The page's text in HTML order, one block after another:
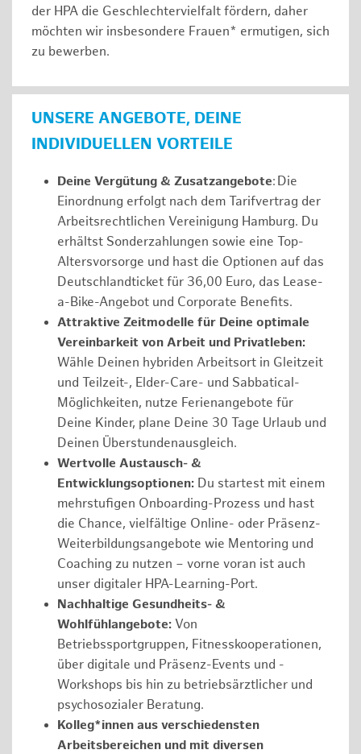
der HPA die Geschlechtervielfalt fördern, daher
möchten wir insbesondere Frauen* ermutigen, sich
zu bewerben.
UNSERE ANGEBOTE, DEINE
INDIVIDUELLEN VORTEILE
Deine Vergütung & Zusatzangebote: Die
Einordnung erfolgt nach dem Tarifvertrag der
Arbeitsrechtlichen Vereinigung Hamburg. Du
erhältst Sonderzahlungen sowie eine Top-
Altersvorsorge und hast die Optionen auf das
Deutschlandticket für 36,00 Euro, das Lease-
a-Bike-Angebot und Corporate Benefits.
Attraktive Zeitmodelle für Deine optimale
Vereinbarkeit von Arbeit und Privatleben:
Wähle Deinen hybriden Arbeitsort in Gleitzeit
und Teilzeit-, Elder-Care- und Sabbatical-
Möglichkeiten, nutze Ferienangebote für
Deine Kinder, plane Deine 30 Tage Urlaub und
Deinen Überstundenausgleich.
Wertvolle Austausch- &
Entwicklungsoptionen: Du startest mit einem
mehrstufigen Onboarding-Prozess und hast
die Chance, vielfältige Online- oder Präsenz-
Weiterbildungsangebote wie Mentoring und
Coaching zu nutzen – vorne voran ist auch
unser digitaler HPA-Learning-Port.
Nachhaltige Gesundheits- &
Wohlfühlangebote: Von
Betriebssportgruppen, Fitnesskooperationen,
über digitale und Präsenz-Events und -
Workshops bis hin zu betriebsärztlicher und
psychosozialer Beratung.
Kolleg*innen aus verschiedensten
Arbeitsbereichen und mit diversen